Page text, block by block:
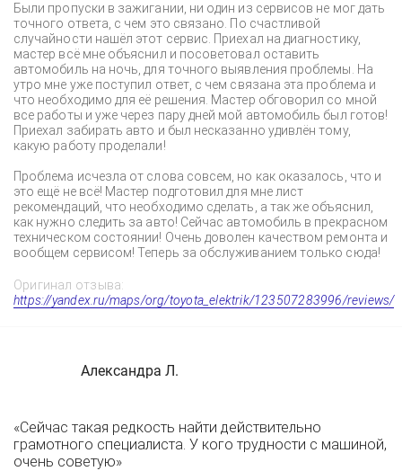
Были пропуски в зажигании, ни один из сервисов не мог дать
точного ответа, с чем это связано. По счастливой
случайности нашёл этот сервис. Приехал на диагностику,
мастер всё мне объяснил и посоветовал оставить
автомобиль на ночь, для точного выявления проблемы. На
утро мне уже поступил ответ, с чем связана эта проблема и
что необходимо для её решения. Мастер обговорил со мной
все работы и уже через пару дней мой автомобиль был готов!
Приехал забирать авто и был несказанно удивлён тому,
какую работу проделали!
Проблема исчезла от слова совсем, но как оказалось, что и
это ещё не всё! Мастер подготовил для мне лист
рекомендаций, что необходимо сделать, а так же объяснил,
как нужно следить за авто! Сейчас автомобиль в прекрасном
техническом состоянии! Очень доволен качеством ремонта и
вообщем сервисом! Теперь за обслуживанием только сюда!
Оригинал отзыва:
https://yandex.ru/maps/org/toyota_elektrik/123507283996/reviews/
Александра Л.
«Сейчас такая редкость найти действительно
грамотного специалиста. У кого трудности с машиной,
очень советую»